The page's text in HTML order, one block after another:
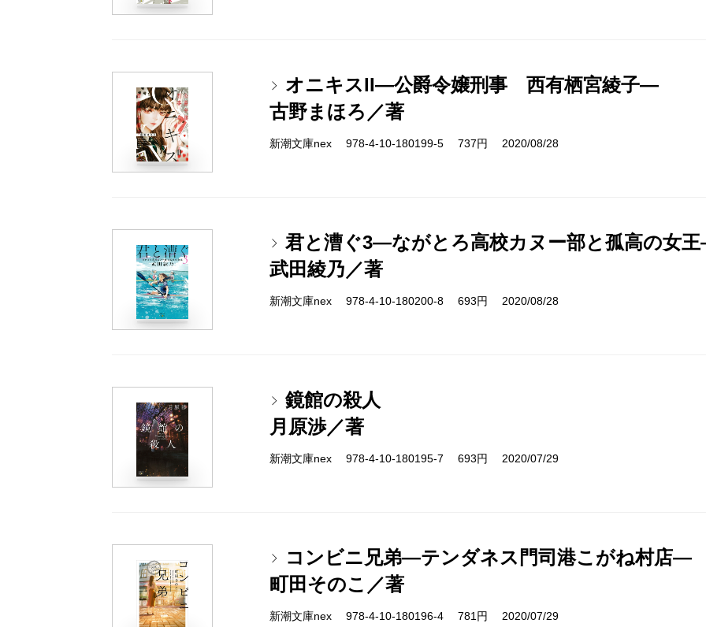
オニキスII―公爵令嬢刑事 西有栖宮綾子―
古野まほろ／著
新潮文庫nex 978-4-10-180199-5 737円 2020/08/28
君と漕ぐ3―ながとろ高校カヌー部と孤高の女
武田綾乃／著
新潮文庫nex 978-4-10-180200-8 693円 2020/08/28
鏡館の殺人
月原渉／著
新潮文庫nex 978-4-10-180195-7 693円 2020/07/29
コンビニ兄弟―テンダネス門司港こがね村店―
町田そのこ／著
新潮文庫nex 978-4-10-180196-4 781円 2020/07/29